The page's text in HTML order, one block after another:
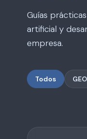
Guías
artificial y
empresa.
Todos